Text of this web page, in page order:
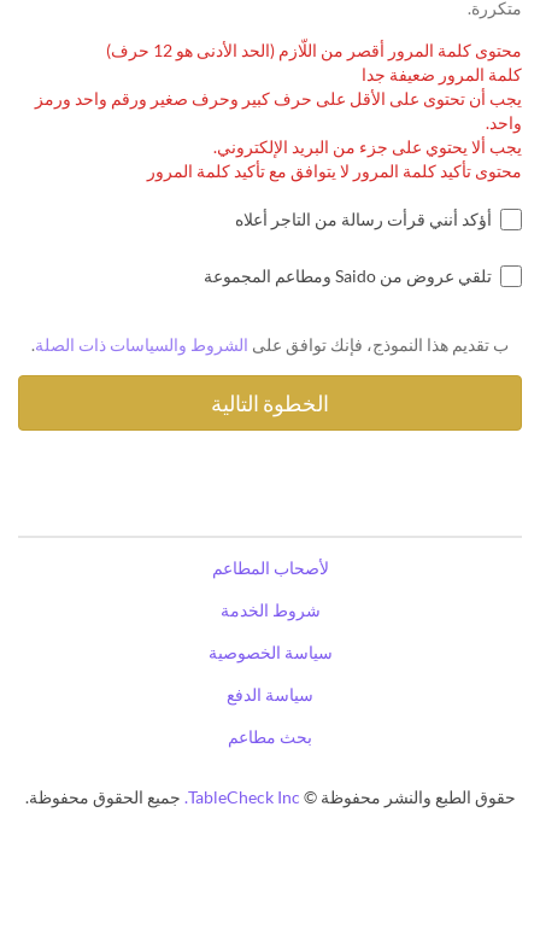
متكررة.
محتوى كلمة المرور أقصر من اللّازم (الحد الأدنى هو 12 حرف)
كلمة المرور ضعيفة جدا
يجب أن تحتوى على الأقل على حرف كبير وحرف صغير ورقم واحد ورمز
واحد.
يجب ألا يحتوي على جزء من البريد الإلكتروني.
محتوى تأكيد كلمة المرور لا يتوافق مع تأكيد كلمة المرور
أؤكد أنني قرأت رسالة من التاجر أعلاه
تلقي عروض من Saido ومطاعم المجموعة
ب تقديم هذا النموذج، فإنك توافق على الشروط والسياسات ذات الصلة.
لأصحاب المطاعم
شروط الخدمة
سياسة الخصوصية
سياسة الدفع
بحث مطاعم
حقوق الطبع والنشر محفوظة © TableCheck Inc. جميع الحقوق محفوظة.